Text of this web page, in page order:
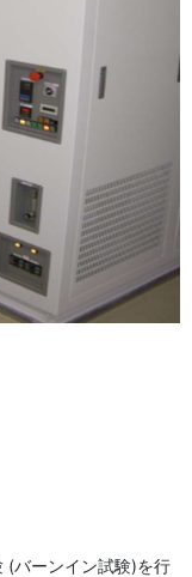
(バーンイン試験)を行